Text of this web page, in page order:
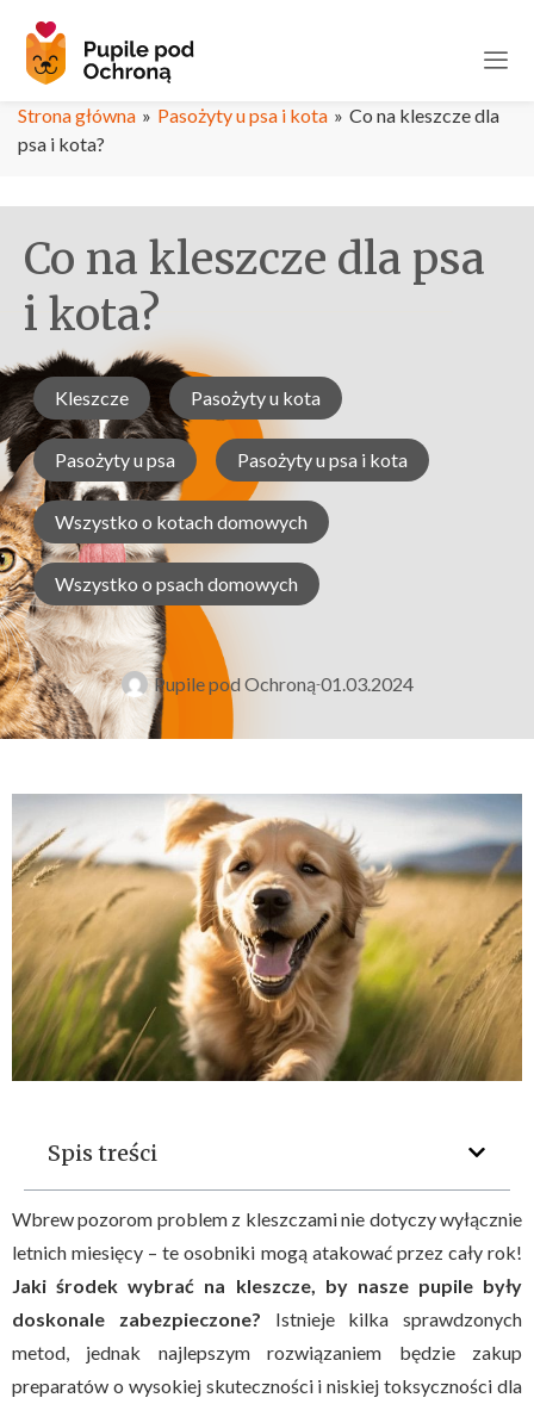
Strona główna » Pasożyty u psa i kota » Co na kleszcze dla
psa i kota?
Co na kleszcze dla psa
i kota?
Kleszcze Pasożyty u kota
Pasożyty u psa Pasożyty u psa i kota
Wszystko o kotach domowych
Wszystko o psach domowych
Pupile pod Ochroną 01.03.2024
Spis treści
Wbrew pozorom problem z kleszczami nie dotyczy wyłącznie
letnich miesięcy – te osobniki mogą atakować przez cały rok!
Jaki środek wybrać na kleszcze, by nasze pupile były
doskonale zabezpieczone? Istnieje kilka sprawdzonych
metod, jednak najlepszym rozwiązaniem będzie zakup
preparatów o wysokiej skuteczności i niskiej toksyczności dla